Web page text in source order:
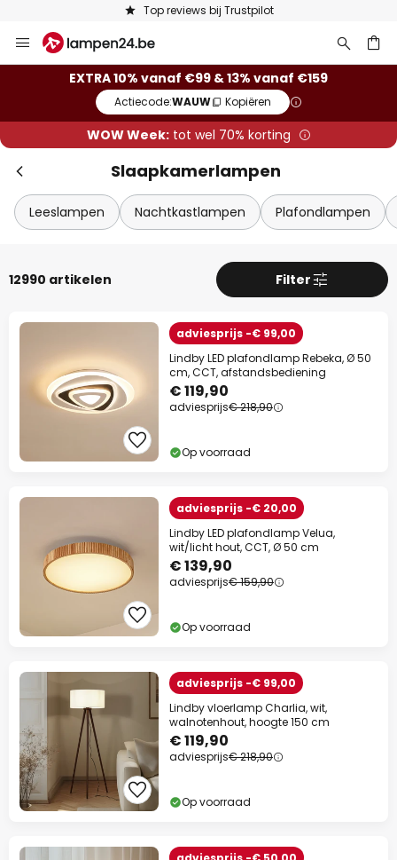
Keuze uit 50.000 lampen
naar
EXTRA 10% vanaf €99 & 13% vanaf €159
Actiecode:WAUW Kopiëren
WOW Week:tot wel 70% korting
Slaapkamerlampen
Leeslampen Nachtkastlampen Plafondlampen
12990 artikelen Filter
adviesprijs -€ 99,00
Lindby LED plafondlamp Rebeka, Ø 50
cm, CCT, afstandsbediening
€ 119,90
adviesprijs€ 218,90
Op voorraad
adviesprijs -€ 20,00
Lindby LED plafondlamp Velua,
wit/licht hout, CCT, Ø 50 cm
€ 139,90
adviesprijs€ 159,90
Op voorraad
adviesprijs -€ 99,00
Lindby vloerlamp Charlia, wit,
walnotenhout, hoogte 150 cm
€ 119,90
adviesprijs€ 218,90
Op voorraad
Extra korting
10% kortingvanaf €99
13% kortingvanaf €159
op bijna alles*
Actiecode:
*Uitgesloten merken